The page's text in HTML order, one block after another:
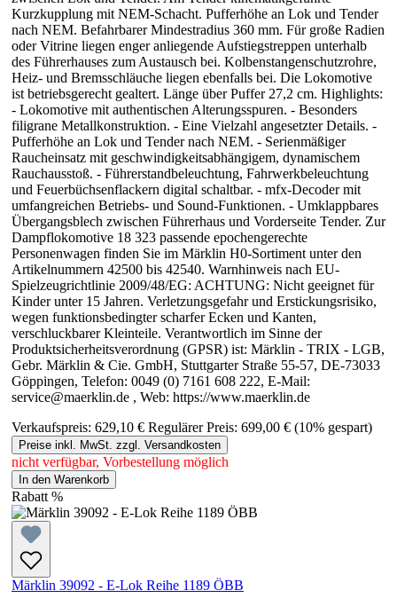
Kurzkupplung mit NEM-Schacht. Pufferhöhe an Lok und Tender
nach NEM. Befahrbarer Mindestradius 360 mm. Für große Radien
oder Vitrine liegen enger anliegende Aufstiegstreppen unterhalb
des Führerhauses zum Austausch bei. Kolbenstangenschutzrohre,
Heiz- und Bremsschläuche liegen ebenfalls bei. Die Lokomotive
ist betriebsgerecht gealtert. Länge über Puffer 27,2 cm. Highlights:
- Lokomotive mit authentischen Alterungsspuren. - Besonders
filigrane Metallkonstruktion. - Eine Vielzahl angesetzter Details. -
Pufferhöhe an Lok und Tender nach NEM. - Serienmäßiger
Raucheinsatz mit geschwindigkeitsabhängigem, dynamischem
Rauchausstoß. - Führerstandbeleuchtung, Fahrwerkbeleuchtung
und Feuerbüchsenflackern digital schaltbar. - mfx-Decoder mit
umfangreichen Betriebs- und Sound-Funktionen. - Umklappbares
Übergangsblech zwischen Führerhaus und Vorderseite Tender. Zur
Dampflokomotive 18 323 passende epochengerechte
Personenwagen finden Sie im Märklin H0-Sortiment unter den
Artikelnummern 42500 bis 42540. Warnhinweis nach EU-
Spielzeugrichtlinie 2009/48/EG: ACHTUNG: Nicht geeignet für
Kinder unter 15 Jahren. Verletzungsgefahr und Erstickungsrisiko,
wegen funktionsbedingter scharfer Ecken und Kanten,
verschluckbarer Kleinteile. Verantwortlich im Sinne der
Produktsicherheitsverordnung (GPSR) ist: Märklin - TRIX - LGB,
Gebr. Märklin & Cie. GmbH, Stuttgarter Straße 55-57, DE-73033
Göppingen, Telefon: 0049 (0) 7161 608 222, E-Mail:
service@maerklin.de , Web: https://www.maerklin.de
Verkaufspreis: 629,10 € Regulärer Preis: 699,00 € (10% gespart)
Preise inkl. MwSt. zzgl. Versandkosten
nicht verfügbar, Vorbestellung möglich
In den Warenkorb
Rabatt %
Märklin 39092 - E-Lok Reihe 1189 ÖBB